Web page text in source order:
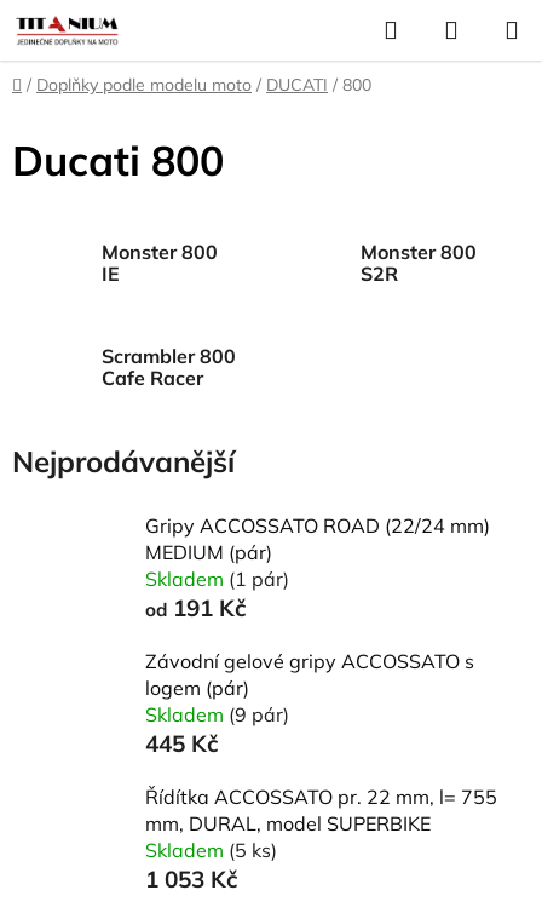
Přejít
na
obsah
Hledat
KOŠÍK
Domů
/ Doplňky podle modelu moto / DUCATI / 800
Ducati 800
Monster 800
IE
Monster 800
S2R
Scrambler 800
Cafe Racer
Nejprodávanější
Gripy ACCOSSATO ROAD (22/24 mm)
MEDIUM (pár)
Skladem (1 pár)
od 191 Kč
Závodní gelové gripy ACCOSSATO s
logem (pár)
Skladem (9 pár)
445 Kč
Řídítka ACCOSSATO pr. 22 mm, l= 755
mm, DURAL, model SUPERBIKE
Skladem (5 ks)
1 053 Kč